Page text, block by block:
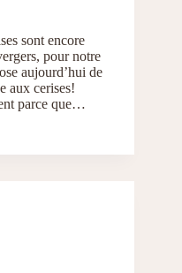
sont encore
pour notre
aujourd’hui de
aux cerises!
parce que…